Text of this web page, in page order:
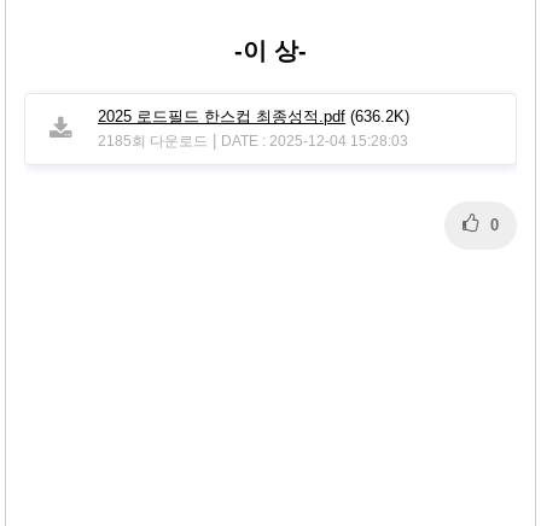
-이 상-
2025 로드필드 한스컵 최종성적.pdf(636.2K)
2185회 다운로드 DATE : 2025-12-04 15:28:03
0